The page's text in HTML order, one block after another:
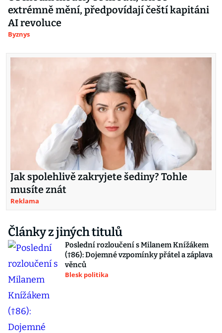
extrémně mění, předpovídají čeští kapitáni
AI revoluce
Byznys
Jak spolehlivě zakryjete šediny? Tohle
musíte znát
Reklama
Články z jiných titulů
Poslední rozloučení s Milanem Knížákem
(†86): Dojemné vzpomínky přátel a záplava
věnců
Blesk politika